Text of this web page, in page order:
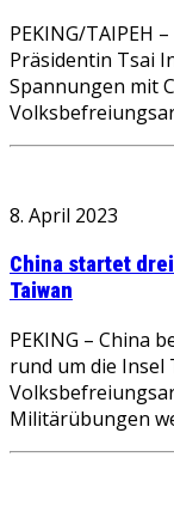
PEKING/TAIPEH
Präsidentin Tsai
Spannungen mit
8. April 2023
China startet
Taiwan
PEKING – China
rund um die Insel
Militärübungen